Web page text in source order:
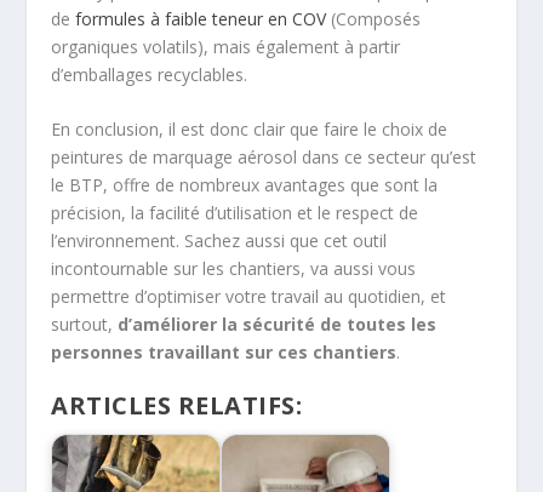
deformules à faible teneur en COV(Composés
organiques volatils), mais également à partir
d’emballages recyclables.
En conclusion, il est donc clair que faire le choix de
peintures de marquage aérosol dans ce secteur qu’est
le BTP, offre de nombreux avantages que sont la
précision, la facilité d’utilisation et le respect de
l’environnement. Sachez aussi que cet outil
incontournable sur les chantiers, va aussi vous
permettre d’optimiser votre travail au quotidien, et
surtout, d’améliorer la sécurité de toutes les
personnes travaillant sur ces chantiers.
ARTICLES RELATIFS: